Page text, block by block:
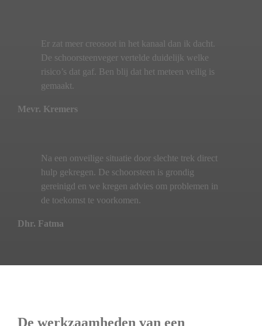
Er zat meer creosoot in het kanaal dan ik dacht.
De schoorsteenveger vertelde duidelijk welke
risico’s dat gaf. Ben blij dat het meteen veilig is
gemaakt.
Mevr. Kremers
Na een onveilige situatie door slechte trek direct
hulp gekregen. De schoorsteen is grondig
gereinigd en we kregen advies om problemen in
de toekomst te voorkomen.
Dhr. Fatma
De werkzaamheden van een